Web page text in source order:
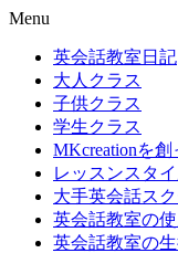
Menu
英会話教室日記
大人クラス
子供クラス
学生クラス
MKcreationを
レッスンスタ
大手英会話ス
英会話教室の
英会話教室の